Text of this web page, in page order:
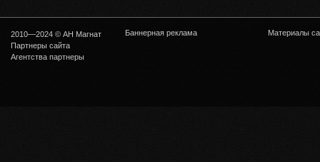
2010—2024 © АН Магнат
Партнеры сайта
Агентства партнеры
Баннерная реклама Материалы